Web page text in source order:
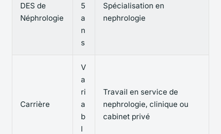
DES de
Néphrologie
5
a
n
s
Spécialisation en
nephrologie
Carrière
V
a
ri
a
b
l
Travail en service de
nephrologie, clinique ou
cabinet privé